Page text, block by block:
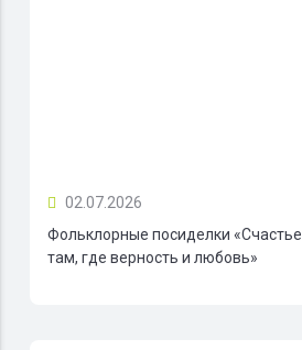
02.07.2026
Фольклорные посиделки «Счастье
там, где верность и любовь»